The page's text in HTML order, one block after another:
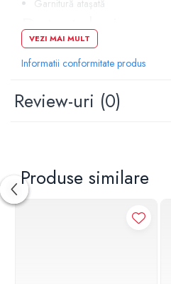
Garnitură ataşată
Date tehnice
Teavă de scurgere: Ø 40 mm
VEZI MAI MULT
Informatii conformitate produs
Review-uri (0)
Produse similare